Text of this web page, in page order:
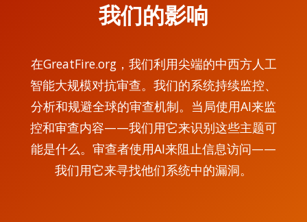
我们的影响
在GreatFire.org，我们利用尖端的中西方人工
智能大规模对抗审查。我们的系统持续监控、
分析和规避全球的审查机制。当局使用AI来监
控和审查内容——我们用它来识别这些主题可
能是什么。审查者使用AI来阻止信息访问——
我们用它来寻找他们系统中的漏洞。